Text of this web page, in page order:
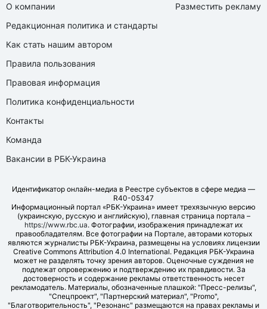
О компании
Редакционная политика и стандарты
Как стать нашим автором
Правила пользования
Правовая информация
Политика конфиденциальности
Контакты
Команда
Вакансии в РБК-Украина
Разместить рекламу
Идентификатор онлайн-медиа в Реестре субъектов в сфере медиа —
R40-05347
Информационный портал «РБК-Украина» имеет трехязычную версию
(украинскую, русскую и английскую), главная страница портала –
https://www.rbc.ua. Фотографии, изображения принадлежат их
правообладателям. Все фотографии на Портале, авторами которых
являются журналисты РБК-Украина, размещены на условиях лицензии
Creative Commons Attribution 4.0 International. Редакция РБК-Украина
может не разделять точку зрения авторов. Оценочные суждения не
подлежат опровержению и подтверждению их правдивости. За
достоверность и содержание рекламы ответственность несет
рекламодатель. Материалы, обозначенные плашкой: "Пресс-релизы",
"Спецпроект", "Партнерский материал", "Promo",
"Благотворительность", "Резонанс" размещаются на правах рекламы и